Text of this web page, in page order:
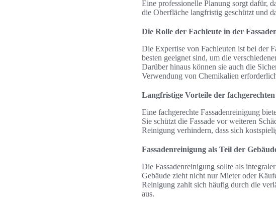
Eine professionelle Planung sorgt dafür,
die Oberfläche langfristig geschützt und
Die Rolle der Fachleute in der
Die Expertise von Fachleuten ist bei der
besten geeignet sind, um die
Darüber hinaus können sie auch die
Verwendung von Chemikalien
Langfristige Vorteile der
Eine fachgerechte Fassadenreinigung
Sie schützt die Fassade vor weiteren
Reinigung verhindern, dass sich
Fassadenreinigung als Teil der
Die Fassadenreinigung sollte als
Gebäude zieht nicht nur Mieter oder
Reinigung zahlt sich häufig durch die
aus.